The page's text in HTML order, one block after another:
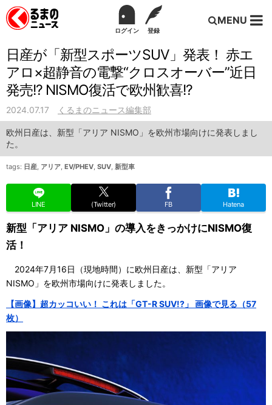
ログイン 登録
MENU
日産が「新型スポーツSUV」発表！ 赤エ
アロ×超静音の電撃“クロスオーバー”近日
発売!? NISMO復活で欧州歓喜!?
2024.07.17 くるまのニュース編集部
欧州日産は、新型「アリア NISMO」を欧州市場向けに発表しまし
た。
tags: 日産, アリア, EV/PHEV, SUV, 新型車
LINE (Twitter) FB Hatena
新型「アリア NISMO」の導入をきっかけにNISMO復
活！
2024年7月16日（現地時間）に欧州日産は、新型「アリア
NISMO」を欧州市場向けに発表しました。
【画像】超カッコいい！ これは「GT-R SUV!?」 画像で見る（57
枚）